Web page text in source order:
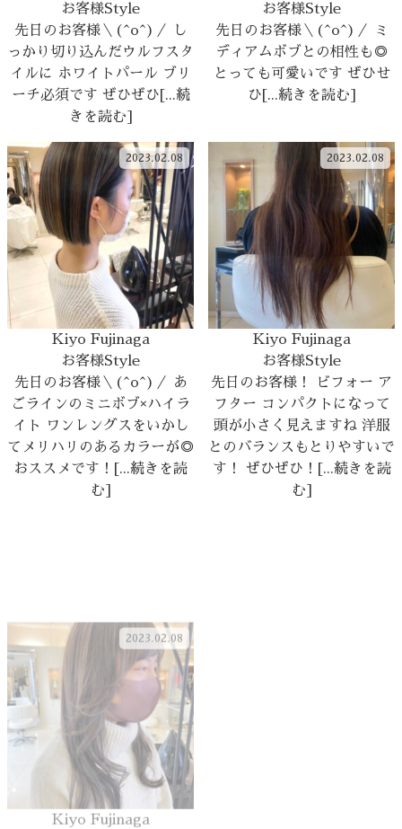
お客様Style
先日のお客様＼(^o^)／ し
っかり切り込んだウルフスタ
イルに ホワイトパール ブリ
ーチ必須です ぜひぜひ[...続
きを読む]
お客様Style
先日のお客様＼(^o^)／ ミ
ディアムボブとの相性も◎
とっても可愛いです ぜひせ
ひ[...続きを読む]
2023.02.08
Kiyo Fujinaga
お客様Style
先日のお客様＼(^o^)／ あ
ごラインのミニボブ×ハイラ
イト ワンレングスをいかし
てメリハリのあるカラーが◎
おススメです！[...続きを読
む]
2023.02.08
Kiyo Fujinaga
お客様Style
先日のお客様！ ビフォー ア
フター コンパクトになって
頭が小さく見えますね 洋服
とのバランスもとりやすいで
す！ ぜひぜひ！[...続きを読
む]
Kiyo Fujinaga
お客様Style
先日のお客様 ラベンダーグ
レージュ＼(^o^)／ 透明感
があってとっても可愛いです
ぜひぜひ！[...続きを読む]